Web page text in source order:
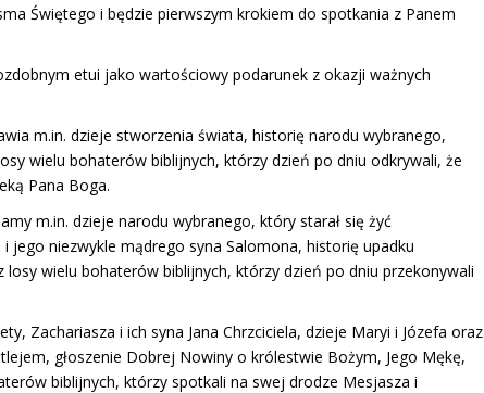
Świętego i będzie pierwszym krokiem do spotkania z Panem
etui jako wartościowy podarunek z okazji ważnych
m.in. dzieje stworzenia świata, historię narodu wybranego,
wielu bohaterów biblijnych, którzy dzień po dniu odkrywali, że
Pana Boga.
m.in. dzieje narodu wybranego, który starał się żyć
jego niezwykle mądrego syna Salomona, historię upadku
wielu bohaterów biblijnych, którzy dzień po dniu przekonywali
Zachariasza i ich syna Jana Chrzciciela, dzieje Maryi i Józefa oraz
głoszenie Dobrej Nowiny o królestwie Bożym, Jego Mękę,
biblijnych, którzy spotkali na swej drodze Mesjasza i